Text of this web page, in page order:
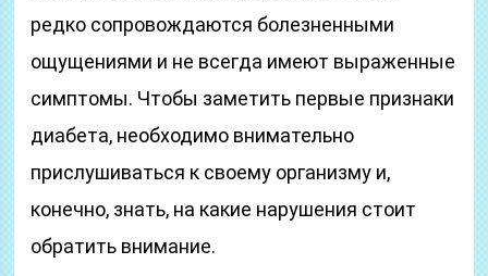
редко сопровождаются болезненными
ощущениями и не всегда имеют выраженные
симптомы. Чтобы заметить первые признаки
диабета, необходимо внимательно
прислушиваться к своему организму и,
конечно, знать, на какие нарушения стоит
обратить внимание.